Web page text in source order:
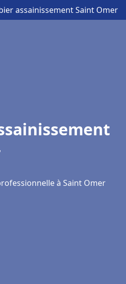
assainissement Saint Omer
à Saint Omer